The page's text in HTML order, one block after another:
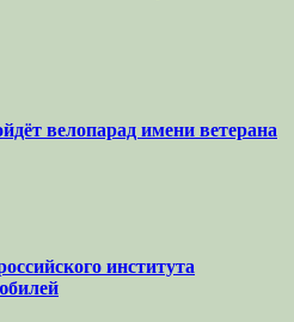
велопарад имени ветерана
института